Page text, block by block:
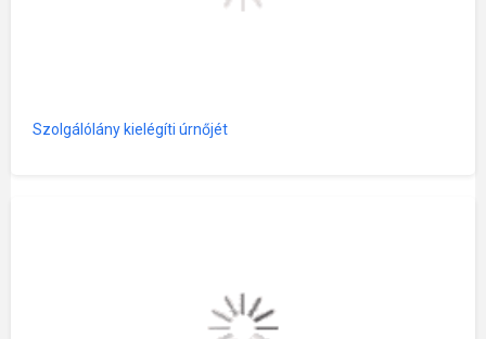
Szolgálólány kielégíti úrnőjét